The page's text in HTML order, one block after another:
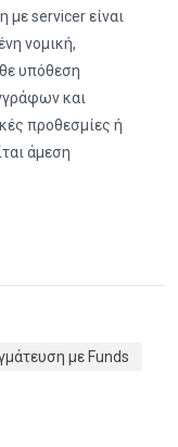
με servicer είναι
νομική,
υπόθεση
και
προθεσμίες ή
άμεση
με Funds